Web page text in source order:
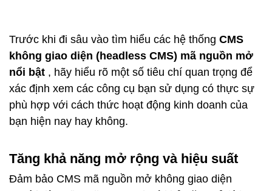
Trước khi đi sâu vào tìm hiểu các hệ thống CMS
không giao diện (headless CMS) mã nguồn mở
nổi bật , hãy hiểu rõ một số tiêu chí quan trọng để
xác định xem các công cụ bạn sử dụng có thực sự
phù hợp với cách thức hoạt động kinh doanh của
bạn hiện nay hay không.
Tăng khả năng mở rộng và hiệu suất
Đảm bảo CMS mã nguồn mở không giao diện